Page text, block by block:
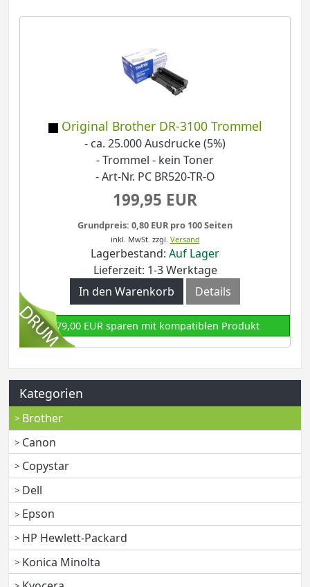
Original Brother DR-3100 Trommel
- ca. 25.000 Ausdrucke (5%)
- Trommel - kein Toner
- Art-Nr. PC BR520-TR-O
199,95 EUR
Grundpreis: 0,80 EUR pro 100 Seiten
inkl. MwSt. zzgl. Versand
Lagerbestand: Auf Lager
Lieferzeit: 1-3 Werktage
In den Warenkorb
Details
179,00 EUR sparen mit kompatiblen Produkt
Kategorien
Brother
Canon
Copystar
Dell
Epson
HP Hewlett-Packard
Konica Minolta